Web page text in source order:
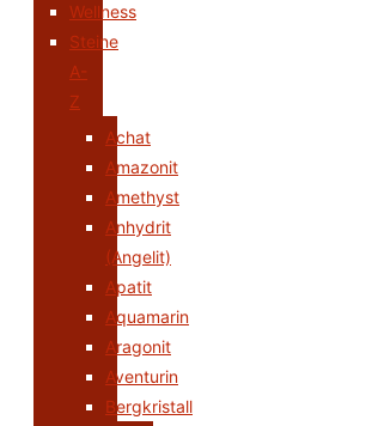
Wellness
Steine
A-
Z
Achat
Amazonit
Amethyst
Anhydrit
(Angelit)
Apatit
Aquamarin
Aragonit
Aventurin
Bergkristall